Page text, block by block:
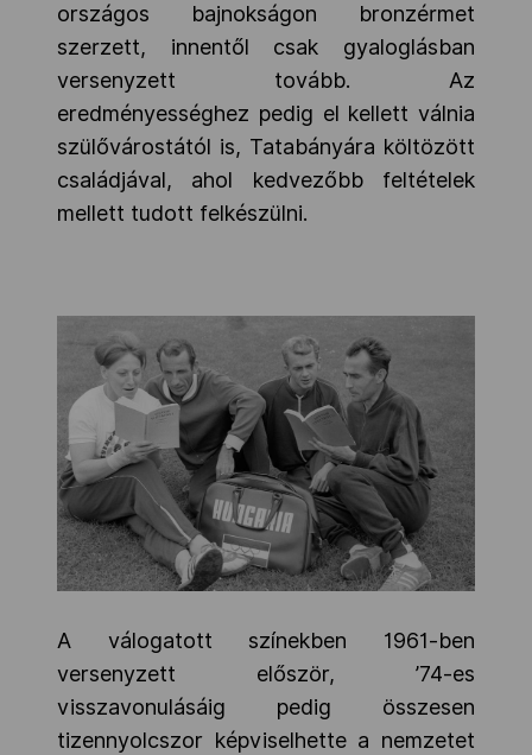
országos bajnokságon bronzérmet
szerzett, innentől csak gyaloglásban
versenyzett tovább. Az
eredményességhez pedig el kellett válnia
szülővárostától is, Tatabányára költözött
családjával, ahol kedvezőbb feltételek
mellett tudott felkészülni.
A válogatott színekben 1961-ben
versenyzett először, ’74-es
visszavonulásáig pedig összesen
tizennyolcszor képviselhette a nemzetet